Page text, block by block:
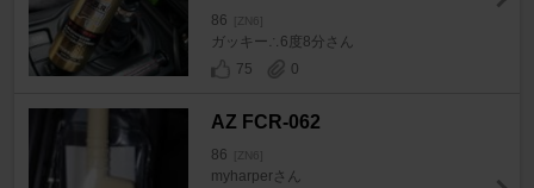
86 [ZN6]
ガッキー∴6度8分さん
75
0
AZ FCR-062
86 [ZN6]
myharperさん